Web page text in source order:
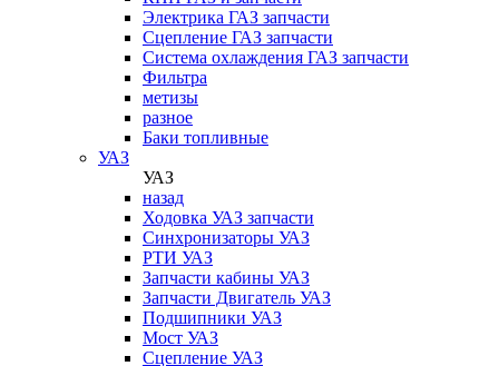
Электрика ГАЗ запчасти
Сцепление ГАЗ запчасти
Система охлаждения ГАЗ запчасти
Фильтра
метизы
разное
Баки топливные
УАЗ
УАЗ
назад
Ходовка УАЗ запчасти
Синхронизаторы УАЗ
РТИ УАЗ
Запчасти кабины УАЗ
Запчасти Двигатель УАЗ
Подшипники УАЗ
Мост УАЗ
Сцепление УАЗ